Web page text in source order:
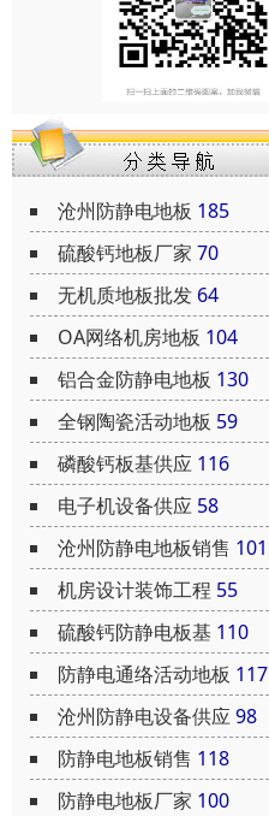
沧州防静电地板 185
硫酸钙地板厂家 70
无机质地板批发 64
OA网络机房地板 104
铝合金防静电地板 130
全钢陶瓷活动地板 59
磷酸钙板基供应 116
电子机设备供应 58
沧州防静电地板销售 101
机房设计装饰工程 55
硫酸钙防静电板基 110
防静电通络活动地板 117
沧州防静电设备供应98
防静电地板销售 118
防静电地板厂家 100